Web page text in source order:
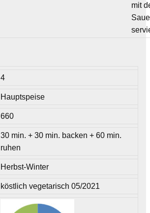
mit
4
Hauptspeise
660
30 min. + 30 min. backen + 60 min.
ruhen
Herbst-Winter
köstlich vegetarisch 05/2021